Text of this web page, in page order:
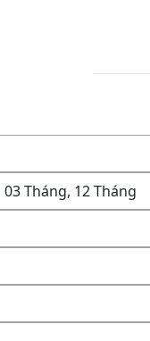
Tháng, 12 Tháng